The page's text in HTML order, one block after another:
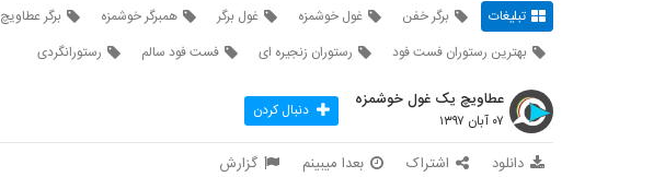
تبلیغات برگر خفن غول خوشمزه غول برگر همبرگر خوشمزه برگر عطاویچ
بهترین رستوران فست فود
رستوران زنجیره ای فست فود سالم رستورانگردی
عطاویچ یک غول خوشمزه
۰۷ آبان ۱۳۹۷ دنبال کردن
دانلود اشتراک بعدا میبینم گزارش